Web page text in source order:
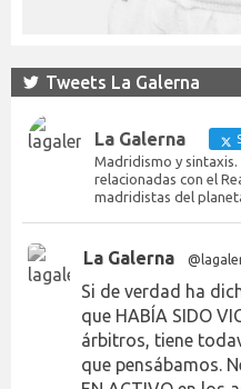
Tweets La Galerna
La Galerna
Madridismo y
relacionadas con el
madridistas del
La Galerna
Si de verdad ha
que HABÍA SIDO
árbitros, tiene
que pensábamos.